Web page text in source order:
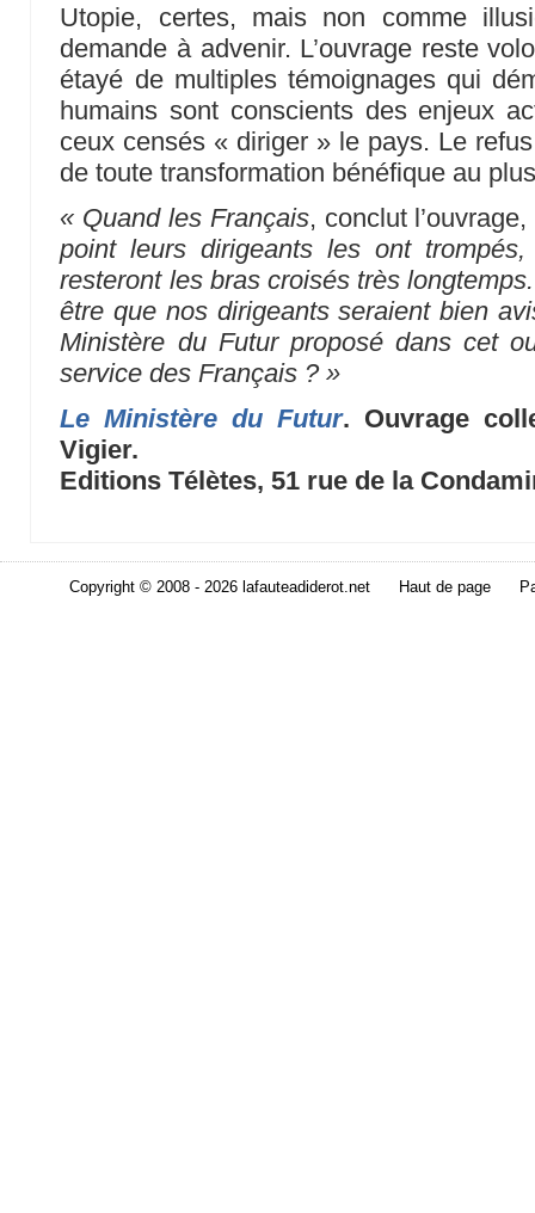
Utopie, certes, mais non comme
demande à advenir. L’ouvrage reste
étayé de multiples témoignages qui
humains sont conscients des enjeux
ceux censés « diriger » le pays. Le
de toute transformation bénéfique au
« Quand les Français, conclut l’ouvrage,
point leurs dirigeants les ont
resteront les bras croisés très
être que nos dirigeants seraient bien
Ministère du Futur proposé dans cet
service des Français ? »
Le Ministère du Futur. Ouvrage
Vigier.
Editions Télètes, 51 rue de la
Copyright © 2008 - 2026 lafauteadiderot.net Haut de page